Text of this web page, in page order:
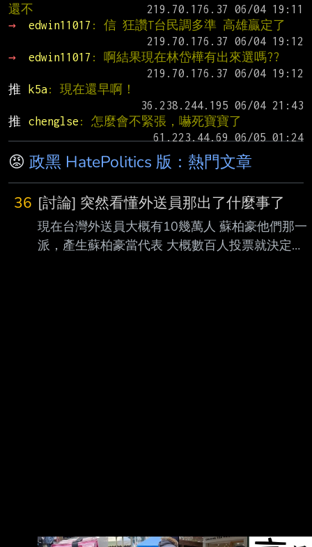
還不
→
edwin11017 : 信 狂讚T台民調多準 高雄贏定了
→
edwin11017 : 啊結果現在林岱樺有出來選嗎??
推
k5a: 現在還早啊！
推
chenglse : 怎麼會不緊張，嚇死寶寶了
😡 政黑 HatePolitics 版：熱門文章
36 [討論] 突然看懂外送員那出了什麼事了
現在台灣外送員大概有10幾萬人 蘇柏豪他們那一
派，產生蘇柏豪當代表 大概數百人投票就決定了